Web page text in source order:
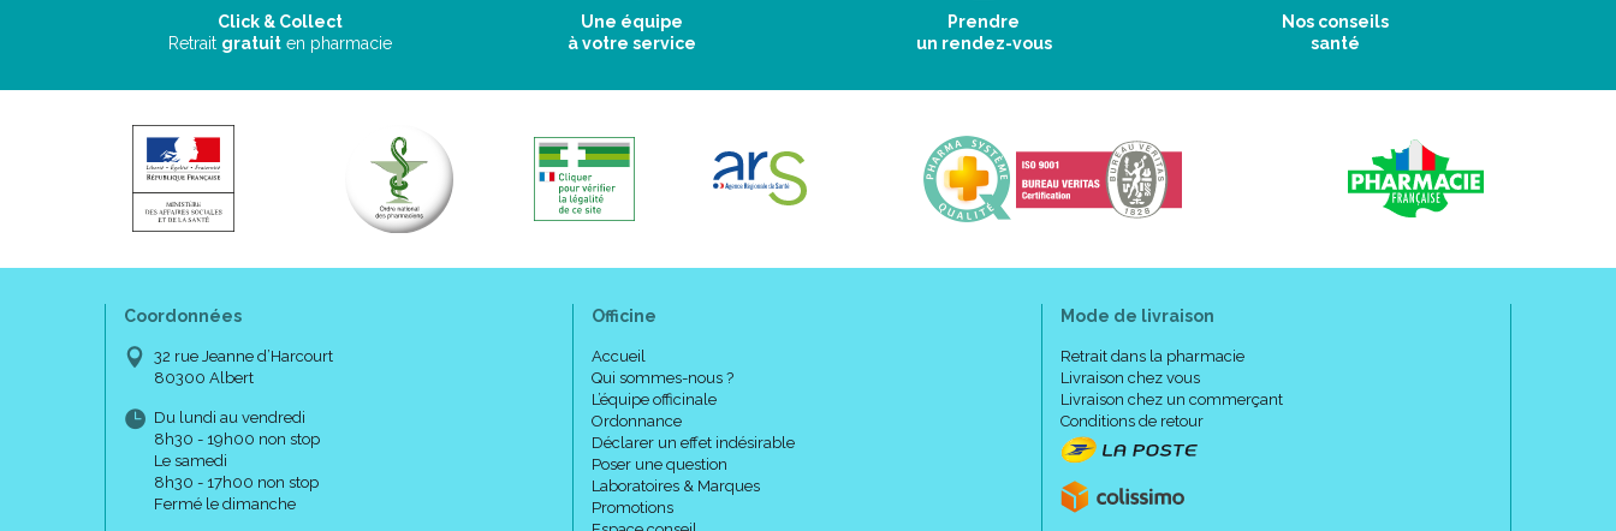
Click & Collect
Retrait gratuit en pharmacie
Une équipe
à votre service
Prendre
un rendez-vous
Nos conseils
santé
Coordonnées
32 rue Jeanne d’Harcourt
80300 Albert
Du lundi au vendredi
8h30 - 19h00 non stop
Le samedi
8h30 - 17h00 non stop
Fermé le dimanche
Officine
Accueil
Qui sommes-nous ?
L’équipe officinale
Ordonnance
Déclarer un effet indésirable
Poser une question
Laboratoires & Marques
Promotions
Mode de livraison
Retrait dans la pharmacie
Livraison chez vous
Livraison chez un commerçant
Conditions de retour